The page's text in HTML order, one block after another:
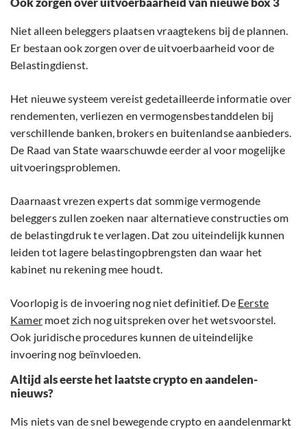
Niet alleen beleggers plaatsen vraagtekens bij de plannen.
Er bestaan ook zorgen over de uitvoerbaarheid voor de
Belastingdienst.
Het nieuwe systeem vereist gedetailleerde informatie over
rendementen, verliezen en vermogensbestanddelen bij
verschillende banken, brokers en buitenlandse aanbieders.
De Raad van State waarschuwde eerder al voor mogelijke
uitvoeringsproblemen.
Daarnaast vrezen experts dat sommige vermogende
beleggers zullen zoeken naar alternatieve constructies om
de belastingdruk te verlagen. Dat zou uiteindelijk kunnen
leiden tot lagere belastingopbrengsten dan waar het
kabinet nu rekening mee houdt.
Voorlopig is de invoering nog niet definitief. De Eerste
Kamer moet zich nog uitspreken over het wetsvoorstel.
Ook juridische procedures kunnen de uiteindelijke
invoering nog beïnvloeden.
Altijd als eerste het laatste crypto en aandelen-
nieuws?
Mis niets van de snel bewegende crypto en aandelenmarkt